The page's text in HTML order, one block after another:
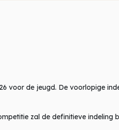
voor de jeugd. De voorlopige
zal de definitieve indeling